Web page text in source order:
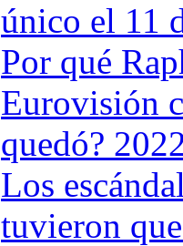
único el 11
Por qué
Eurovisión
quedó?
Los
tuvieron